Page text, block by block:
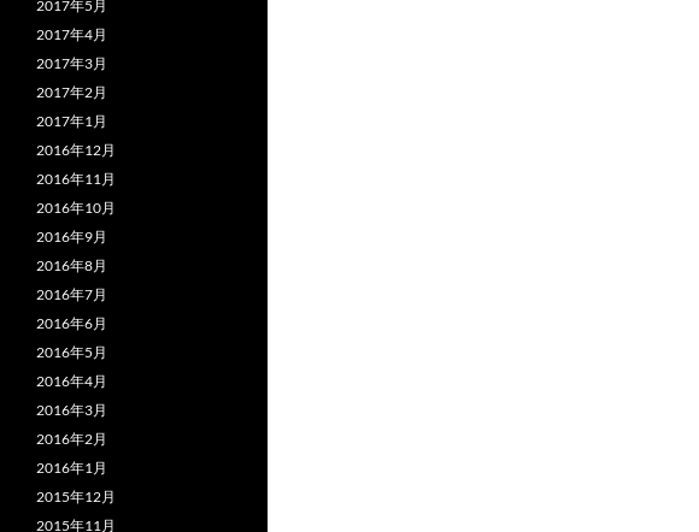
2017年5月
2017年4月
2017年3月
2017年2月
2017年1月
2016年12月
2016年11月
2016年10月
2016年9月
2016年8月
2016年7月
2016年6月
2016年5月
2016年4月
2016年3月
2016年2月
2016年1月
2015年12月
2015年11月